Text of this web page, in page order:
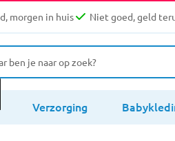
morgen in huis Niet goed, geld
Verzorging